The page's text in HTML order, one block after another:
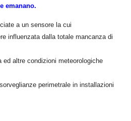
emanano.
a un sensore la cui
influenzata dalla totale mancanza di
ed altre condizioni meteorologiche
perimetrale in installazioni